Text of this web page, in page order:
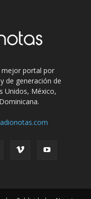
mejor portal por
de generación de
Unidos, México,